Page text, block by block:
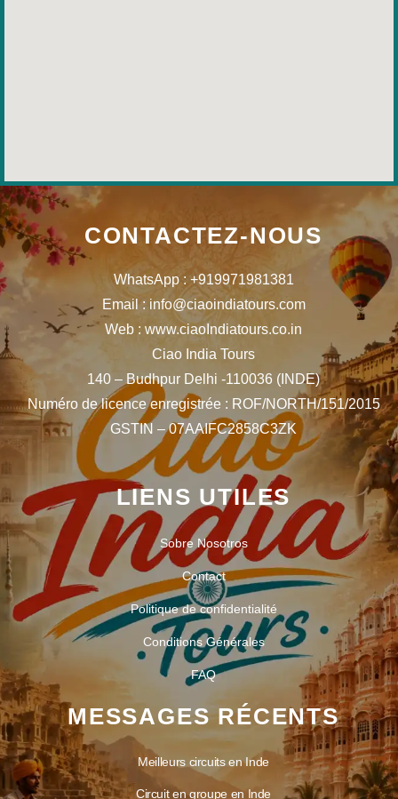
CONTACTEZ-NOUS
WhatsApp : +919971981381
Email : info@ciaoindiatours.com
Web : www.ciaoIndiatours.co.in
Ciao India Tours
140 – Budhpur Delhi -110036 (INDE)
Numéro de licence enregistrée : ROF/NORTH/151/2015
GSTIN – 07AAIFC2858C3ZK
LIENS UTILES
Sobre Nosotros
Contact
Politique de confidentialité
Conditions Générales
FAQ
MESSAGES RÉCENTS
Meilleurs circuits en Inde
Circuit en groupe en Inde